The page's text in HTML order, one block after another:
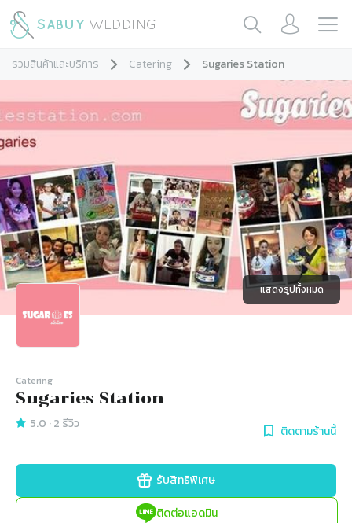
รวมสินค้าและบริการ Catering Sugaries Station
แสดงรูปทั้งหมด
Catering
Sugaries Station
5.0 ·2 รีวิว ติดตามร้านนี้
รับสิทธิพิเศษ
ติดต่อแอดมิน